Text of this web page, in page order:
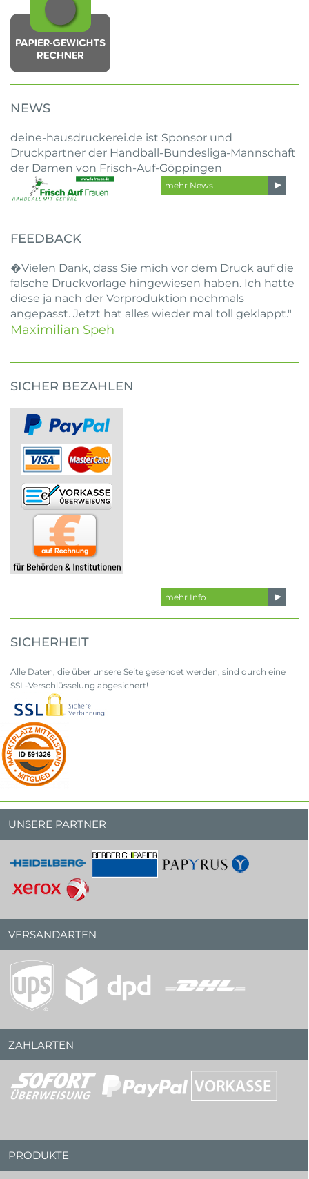
NEWS
deine-hausdruckerei.de ist Sponsor und
Druckpartner der Handball-Bundesliga-Mannschaft
der Damen von Frisch-Auf-Göppingen
mehr News
FEEDBACK
�Vielen Dank, dass Sie mich vor dem Druck auf die
falsche Druckvorlage hingewiesen haben. Ich hatte
diese ja nach der Vorproduktion nochmals
angepasst. Jetzt hat alles wieder mal toll geklappt."
Maximilian Speh
SICHER BEZAHLEN
mehr Info
SICHERHEIT
Alle Daten, die über unsere Seite gesendet werden, sind durch eine
SSL-Verschlüsselung abgesichert!
UNSERE PARTNER
VERSANDARTEN
ZAHLARTEN
PRODUKTE